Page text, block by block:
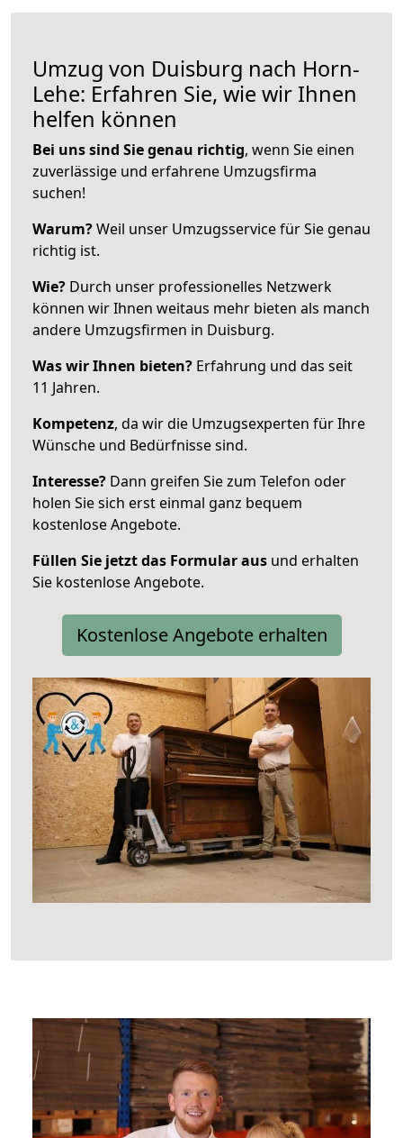
Umzug von Duisburg nach Horn-
Lehe: Erfahren Sie, wie wir Ihnen
helfen können
Bei uns sind Sie genau richtig, wenn Sie einen
zuverlässige und erfahrene Umzugsfirma
suchen!
Warum?Weil unser Umzugsservice für Sie genau
richtig ist.
Wie? Durch unser professionelles Netzwerk
können wir Ihnen weitaus mehr bieten als manch
andere Umzugsfirmen in Duisburg.
Was wir Ihnen bieten? Erfahrung und das seit
11 Jahren.
Kompetenz, da wir die Umzugsexperten für Ihre
Wünsche und Bedürfnisse sind.
Interesse? Dann greifen Sie zum Telefon oder
holen Sie sich erst einmal ganz bequem
kostenlose Angebote.
Füllen Sie jetzt das Formular aus und erhalten
Sie kostenlose Angebote.
Kostenlose Angebote erhalten